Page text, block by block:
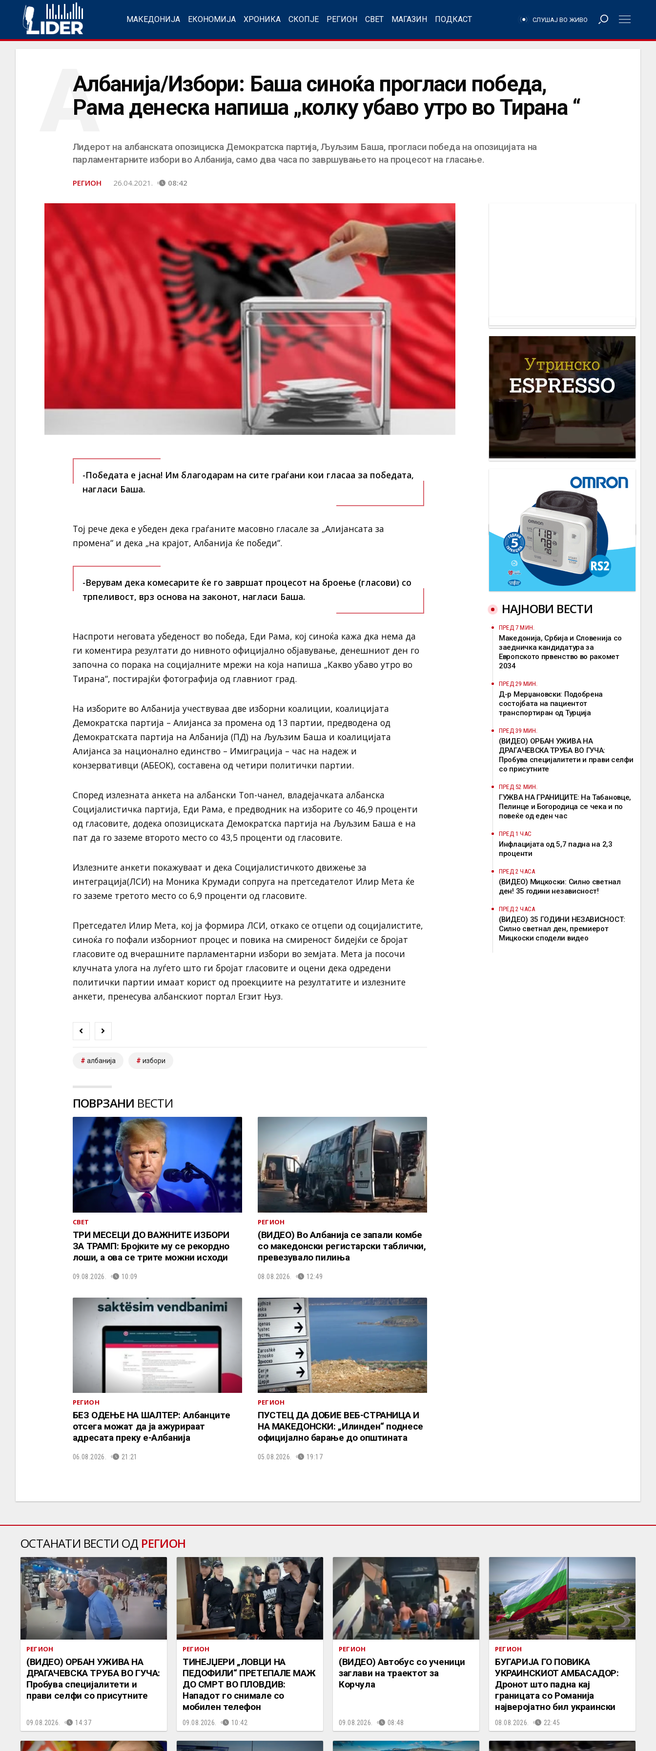
МАКЕДОНИЈА ЕКОНОМИЈА ХРОНИКА СКОПЈЕ РЕГИОН СВЕТ МАГАЗИН ПОДКАСТ СЛУШАЈ ВО ЖИВО
Албанија/Избори: Баша синоќа прогласи победа,
Рама денеска напиша „колку убаво утро во Тирана “
А
Лидерот на албанската опозициска Демократска партија, Љуљзим Баша, прогласи победа на опозицијата на
парламентарните избори во Албанија, само два часа по завршувањето на процесот на гласање.
РЕГИОН 26.04.2021. 08:42
-Победата е јасна! Им благодарам на сите граѓани кои гласаа за победата,
нагласи Баша.
Тој рече дека е убеден дека граѓаните масовно гласале за „Алијансата за
промена“ и дека „на крајот, Албанија ќе победи“.
-Верувам дека комесарите ќе го завршат процесот на броење (гласови) со
трпеливост, врз основа на законот, нагласи Баша.
Наспроти неговата убеденост во победа, Еди Рама, кој синоќа кажа дка нема да
ги коментира резултати до нивното официјално објавување, денешниот ден го
започна со порака на социјалните мрежи на која напиша „Какво убаво утро во
Тирана“, постирајќи фотографија од главниот град.
На изборите во Албанија учествуваа две изборни коалиции, коалицијата
Демократска партија – Алијанса за промена од 13 партии, предводена од
Демократската партија на Албанија (ПД) на Љуљзим Баша и коалицијата
Алијанса за национално единство – Имиграција – час на надеж и
конзервативци (АБЕОК), составена од четири политички партии.
Според излезната анкета на албански Топ-чанел, владејачката албанска
Социјалистичка партија, Еди Рама, е предводник на изборите со 46,9 проценти
од гласовите, додека опозициската Демократска партија на Љуљзим Баша е на
пат да го заземе второто место со 43,5 проценти од гласовите.
Излезните анкети покажуваат и дека Социјалистичкото движење за
интеграција(ЛСИ) на Моника Крумади сопруга на претседателот Илир Мета ќе
го заземе третото место со 6,9 проценти од гласовите.
Претседател Илир Мета, кој ја формира ЛСИ, откако се отцепи од социјалистите,
синоќа го пофали изборниот процес и повика на смиреност бидејќи се бројат
гласовите од вчерашните парламентарни избори во земјата. Мета ја посочи
клучната улога на луѓето што ги бројат гласовите и оцени дека одредени
политички партии имаат корист од проекциите на резултатите и излезните
анкети, пренесува албанскиот портал Егзит Њуз.
албанија избори
ПОВРЗАНИ ВЕСТИ
СВЕТ
ТРИ МЕСЕЦИ ДО ВАЖНИТЕ ИЗБОРИ
ЗА ТРАМП: Бројките му се рекордно
лоши, а ова се трите можни исходи
09.08.2026. 10:09
РЕГИОН
(ВИДЕО) Во Албанија се запали комбе
со македонски регистарски таблички,
превезувало пилиња
08.08.2026. 12:49
РЕГИОН
БЕЗ ОДЕЊЕ НА ШАЛТЕР: Албанците
отсега можат да ја ажурираат
адресата преку е-Албанија
06.08.2026. 21:21
РЕГИОН
ПУСТЕЦ ДА ДОБИЕ ВЕБ-СТРАНИЦА И
НА МАКЕДОНСКИ: „Илинден“ поднесе
официјално барање до општината
05.08.2026. 19:17
НАЈНОВИ ВЕСТИ
ПРЕД 7 МИН.
Македонија, Србија и Словенија со
заедничка кандидатура за
Европското првенство во ракомет
2034
ПРЕД 29 МИН.
Д-р Мерџановски: Подобрена
состојбата на пациентот
транспортиран од Турција
ПРЕД 39 МИН.
(ВИДЕО) ОРБАН УЖИВА НА
ДРАГАЧЕВСКА ТРУБА ВО ГУЧА:
Пробува специјалитети и прави селфи
со присутните
ПРЕД 52 МИН.
ГУЖВА НА ГРАНИЦИТЕ: На Табановце,
Пелинце и Богородица се чека и по
повеќе од еден час
ПРЕД 1 ЧАС
Инфлацијата од 5,7 падна на 2,3
проценти
ПРЕД 2 ЧАСА
(ВИДЕО) Мицкоски: Силно светнал
ден! 35 години независност!
ПРЕД 2 ЧАСА
(ВИДЕО) 35 ГОДИНИ НЕЗАВИСНОСТ:
Силно светнал ден, премиерот
Мицкоски сподели видео
ОСТАНАТИ ВЕСТИ ОД РЕГИОН
РЕГИОН
(ВИДЕО) ОРБАН УЖИВА НА
ДРАГАЧЕВСКА ТРУБА ВО ГУЧА:
Пробува специјалитети и
прави селфи со присутните
09.08.2026. 14:37
РЕГИОН
ТИНЕЈЏЕРИ „ЛОВЦИ НА
ПЕДОФИЛИ“ ПРЕТЕПАЛЕ МАЖ
ДО СМРТ ВО ПЛОВДИВ:
Нападот го снимале со
мобилен телефон
09.08.2026. 10:42
РЕГИОН
(ВИДЕО) Автобус со ученици
заглави на траектот за
Корчула
09.08.2026. 08:48
РЕГИОН
БУГАРИЈА ГО ПОВИКА
УКРАИНСКИОТ АМБАСАДОР:
Дронот што падна кај
границата со Романија
најверојатно бил украински
08.08.2026. 22:45